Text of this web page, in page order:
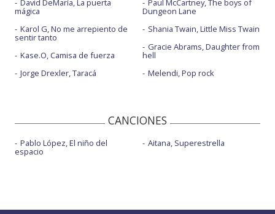
David DeMaría, La puerta
mágica
Karol G, No me arrepiento de
sentir tanto
Kase.O, Camisa de fuerza
Jorge Drexler, Taracá
Paul McCartney, The boys of
Dungeon Lane
Shania Twain, Little Miss Twain
Gracie Abrams, Daughter from
hell
Melendi, Pop rock
CANCIONES
Pablo López, El niño del
espacio
Aitana, Superestrella